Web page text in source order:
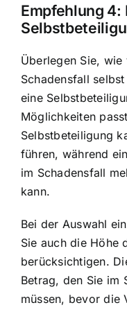
Empfehlung
Überlegen Sie,
Schadensfall
eine
Möglichkeiten
Selbstbeteiligung
führen, während
im Schadensfall
kann.
Bei der Auswahl
Sie auch die Höhe
berücksichtigen.
Betrag, den Sie im
müssen, bevor die